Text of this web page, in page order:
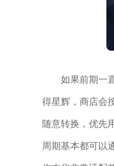
如果前期一
得星辉，商店会
随意转换，优先
周期基本都可以